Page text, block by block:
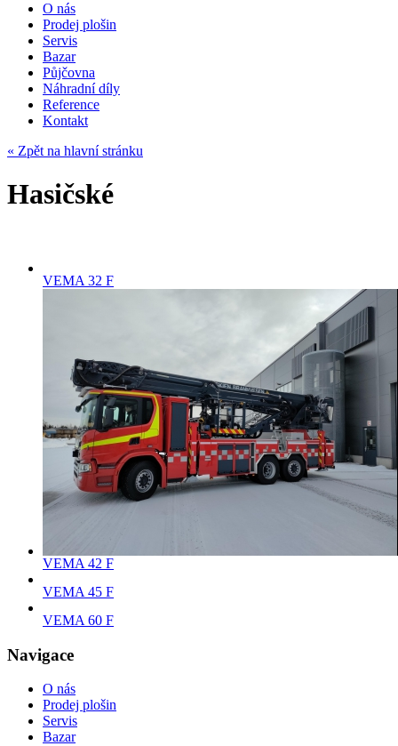
O nás
Prodej plošin
Servis
Bazar
Půjčovna
Náhradní díly
Reference
Kontakt
« Zpět na hlavní stránku
Hasičské
VEMA 32 F
VEMA 42 F
VEMA 45 F
VEMA 60 F
Navigace
O nás
Prodej plošin
Servis
Bazar